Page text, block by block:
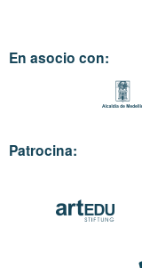
En asocio con:
Patrocina: